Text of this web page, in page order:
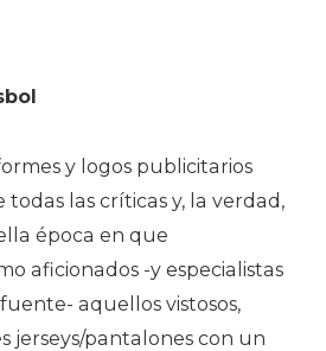
y logos publicitarios
todas las críticas y, la verdad,
época en que
aficionados -y especialistas
aquellos vistosos,
jerseys/pantalones con un